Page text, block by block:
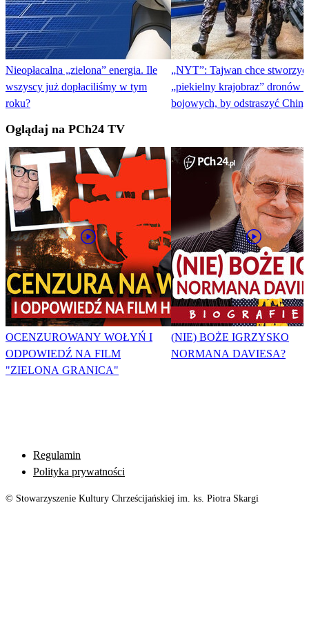
Nieopłacalna „zielona” energia. Ile
wszyscy już dopłaciliśmy w tym
roku?
„NYT”: Tajwan chce stworzyć
„piekielny krajobraz” dronów i
bojowych, by odstraszyć Chiny
Oglądaj na PCh24 TV
OCENZUROWANY WOŁYŃ I
ODPOWIEDŹ NA FILM
"ZIELONA GRANICA"
(NIE) BOŻE IGRZYSKO
NORMANA DAVIESA?
Regulamin
Polityka prywatności
© Stowarzyszenie Kultury Chrześcijańskiej im. ks. Piotra Skargi